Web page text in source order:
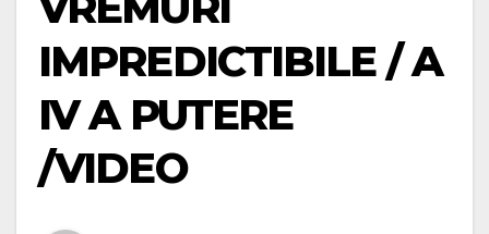
IMPREDICTIBILE / A
IV A PUTERE
/VIDEO